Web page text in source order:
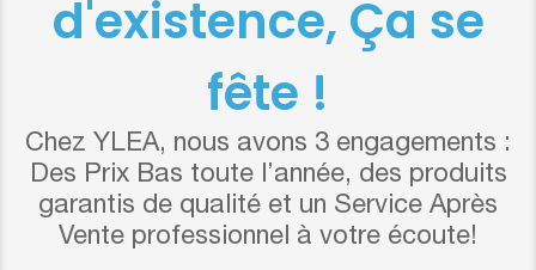
d'existence, Ça se
fête !
Chez YLEA, nous avons 3 engagements :
Des Prix Bas toute l’année, des produits
garantis de qualité et un Service Après
Vente professionnel à votre écoute!